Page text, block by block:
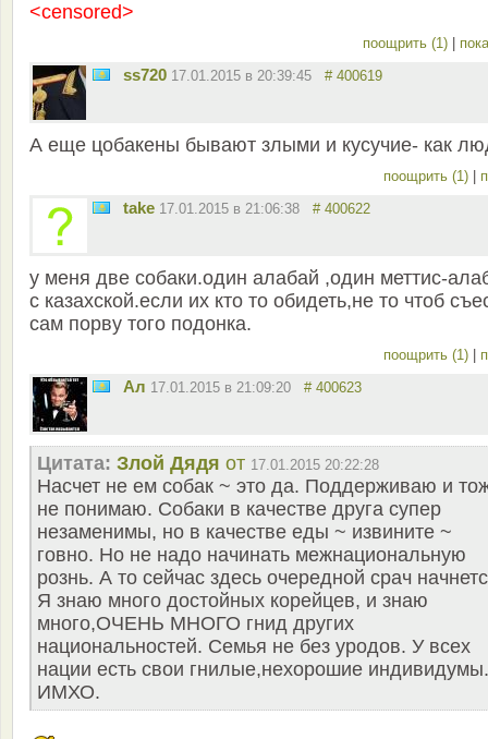
<censored>
поощрить (1)
ss720 17.01.2015 в 20:39:45 # 400619
А еще цобакены бывают злыми и кусучие- как
поощрить (1)
take 17.01.2015 в 21:06:38 # 400622
у меня две собаки.один алабай ,один меттис-
с казахской.если их кто то обидеть,не то чтоб
сам порву того подонка.
поощрить (1)
Ал 17.01.2015 в 21:09:20 # 400623
Цитата: Злой Дядя от 17.01.2015 20:22:28
Насчет не ем собак ~ это да. Поддерживаю и
не понимаю. Собаки в качестве друга супер
незаменимы, но в качестве еды ~ извините ~
говно. Но не надо начинать межнациональную
рознь. А то сейчас здесь очередной срач
Я знаю много достойных корейцев, и знаю
много,ОЧЕНЬ МНОГО гнид других
национальностей. Семья не без уродов. У всех
нации есть свои гнилые,нехорошие индивидумы.
ИМХО.